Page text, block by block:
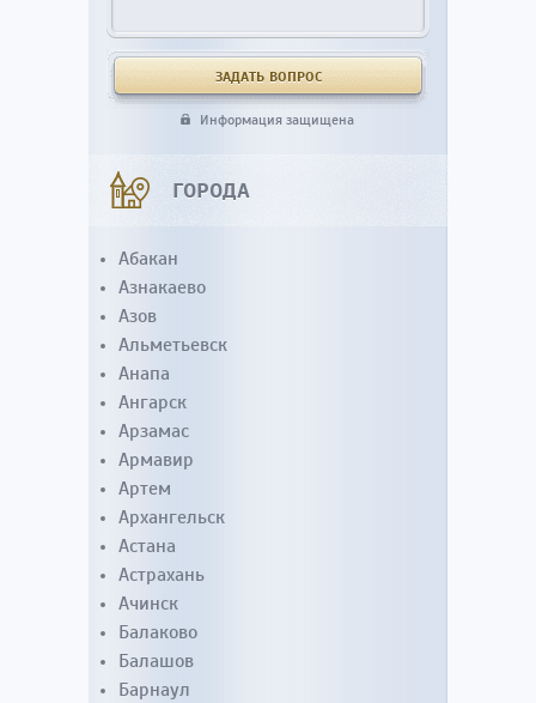
Информация защищена
ГОРОДА
Абакан
Азнакаево
Азов
Альметьевск
Анапа
Ангарск
Арзамас
Армавир
Артем
Архангельск
Астана
Астрахань
Ачинск
Балаково
Балашов
Барнаул